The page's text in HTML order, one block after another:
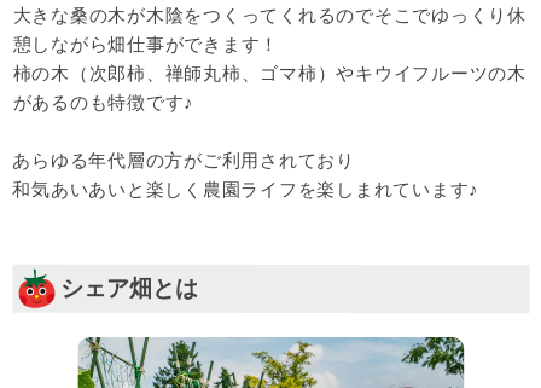
大きな桑の木が木陰をつくってくれるのでそこでゆっくり休
憩しながら畑仕事ができます！
柿の木（次郎柿、禅師丸柿、ゴマ柿）やキウイフルーツの木
があるのも特徴です♪
あらゆる年代層の方がご利用されており
和気あいあいと楽しく農園ライフを楽しまれています♪
シェア畑とは